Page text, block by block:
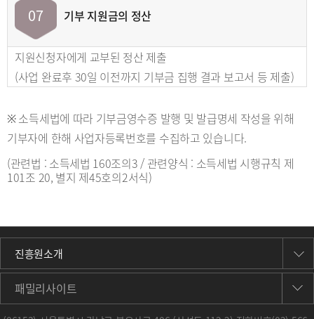
07 기부 지원금의 정산
지원신청자에게 교부된 정산 제출
(사업 완료후 30일 이전까지 기부금 집행 결과 보고서 등 제출)
※ 소득세법에 따라 기부금영수증 발행 및 발급명세 작성을 위해
기부자에 한해 사업자등록번호를 수집하고 있습니다.
(관련법 : 소득세법 160조의3 / 관련양식 : 소득세법 시행규칙 제
101조 20, 별지 제45호의2서식)
진흥원소개
패밀리사이트